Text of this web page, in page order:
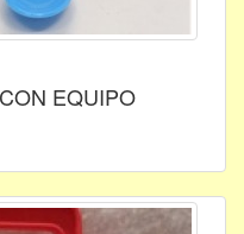
EQUIPO